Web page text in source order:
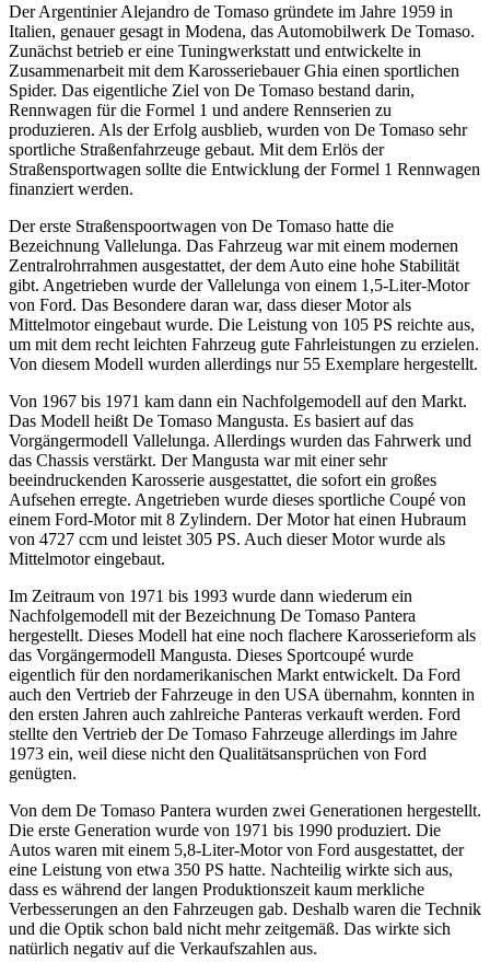
Der Argentinier Alejandro de Tomaso gründete im Jahre 1959 in
Italien, genauer gesagt in Modena, das Automobilwerk De Tomaso.
Zunächst betrieb er eine Tuningwerkstatt und entwickelte in
Zusammenarbeit mit dem Karosseriebauer Ghia einen sportlichen
Spider. Das eigentliche Ziel von De Tomaso bestand darin,
Rennwagen für die Formel 1 und andere Rennserien zu
produzieren. Als der Erfolg ausblieb, wurden von De Tomaso sehr
sportliche Straßenfahrzeuge gebaut. Mit dem Erlös der
Straßensportwagen sollte die Entwicklung der Formel 1 Rennwagen
finanziert werden.
Der erste Straßenspoortwagen von De Tomaso hatte die
Bezeichnung Vallelunga. Das Fahrzeug war mit einem modernen
Zentralrohrrahmen ausgestattet, der dem Auto eine hohe Stabilität
gibt. Angetrieben wurde der Vallelunga von einem 1,5-Liter-Motor
von Ford. Das Besondere daran war, dass dieser Motor als
Mittelmotor eingebaut wurde. Die Leistung von 105 PS reichte aus,
um mit dem recht leichten Fahrzeug gute Fahrleistungen zu erzielen.
Von diesem Modell wurden allerdings nur 55 Exemplare hergestellt.
Von 1967 bis 1971 kam dann ein Nachfolgemodell auf den Markt.
Das Modell heißt De Tomaso Mangusta. Es basiert auf das
Vorgängermodell Vallelunga. Allerdings wurden das Fahrwerk und
das Chassis verstärkt. Der Mangusta war mit einer sehr
beeindruckenden Karosserie ausgestattet, die sofort ein großes
Aufsehen erregte. Angetrieben wurde dieses sportliche Coupé von
einem Ford-Motor mit 8 Zylindern. Der Motor hat einen Hubraum
von 4727 ccm und leistet 305 PS. Auch dieser Motor wurde als
Mittelmotor eingebaut.
Im Zeitraum von 1971 bis 1993 wurde dann wiederum ein
Nachfolgemodell mit der Bezeichnung De Tomaso Pantera
hergestellt. Dieses Modell hat eine noch flachere Karosserieform als
das Vorgängermodell Mangusta. Dieses Sportcoupé wurde
eigentlich für den nordamerikanischen Markt entwickelt. Da Ford
auch den Vertrieb der Fahrzeuge in den USA übernahm, konnten in
den ersten Jahren auch zahlreiche Panteras verkauft werden. Ford
stellte den Vertrieb der De Tomaso Fahrzeuge allerdings im Jahre
1973 ein, weil diese nicht den Qualitätsansprüchen von Ford
genügten.
Von dem De Tomaso Pantera wurden zwei Generationen hergestellt.
Die erste Generation wurde von 1971 bis 1990 produziert. Die
Autos waren mit einem 5,8-Liter-Motor von Ford ausgestattet, der
eine Leistung von etwa 350 PS hatte. Nachteilig wirkte sich aus,
dass es während der langen Produktionszeit kaum merkliche
Verbesserungen an den Fahrzeugen gab. Deshalb waren die Technik
und die Optik schon bald nicht mehr zeitgemäß. Das wirkte sich
natürlich negativ auf die Verkaufszahlen aus.